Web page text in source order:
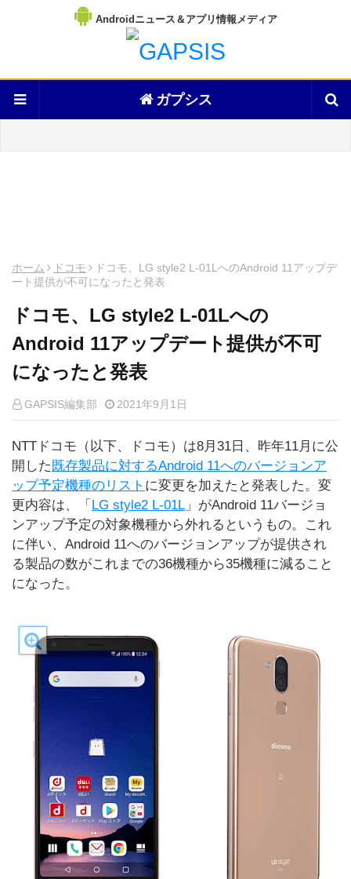
Androidニュース＆アプリ情報メディア
ガプシス
ホーム ドコモ
ドコモ、LG style2 L-01LへのAndroid 11アップデ
ート提供が不可になったと発表
ドコモ、LG style2 L-01Lへの
Android 11アップデート提供が不可
になったと発表
GAPSIS編集部 2021年9月1日
NTTドコモ（以下、ドコモ）は8月31日、昨年11月に公
開した 既存製品に対するAndroid 11へのバージョンア
ップ予定機種のリスト に変更を加えたと発表した。変
更内容は、「 LG style2 L-01L 」がAndroid 11バージョ
ンアップ予定の対象機種から外れるというもの。これ
に伴い、Android 11へのバージョンアップが提供され
る製品の数がこれまでの36機種から35機種に減ること
になった。